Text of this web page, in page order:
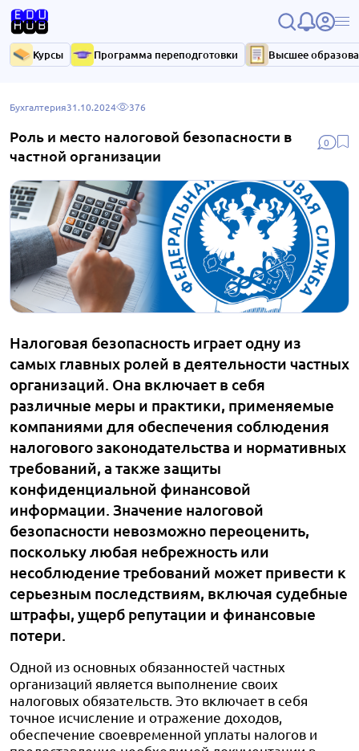
Курсы Программа переподготовки Высшее
0
Бухгалтерия31.10.2024 376
Роль и место налоговой безопасности в
частной организации
Налоговая безопасность играет одну из
самых главных ролей в деятельности частных
организаций. Она включает в себя
различные меры и практики, применяемые
компаниями для обеспечения соблюдения
налогового законодательства и нормативных
требований, а также защиты
конфиденциальной финансовой
информации. Значение налоговой
безопасности невозможно переоценить,
поскольку любая небрежность или
несоблюдение требований может привести к
серьезным последствиям, включая судебные
штрафы, ущерб репутации и финансовые
потери.
Одной из основных обязанностей частных
организаций является выполнение своих
налоговых обязательств. Это включает в себя
точное исчисление и отражение доходов,
обеспечение своевременной уплаты налогов и